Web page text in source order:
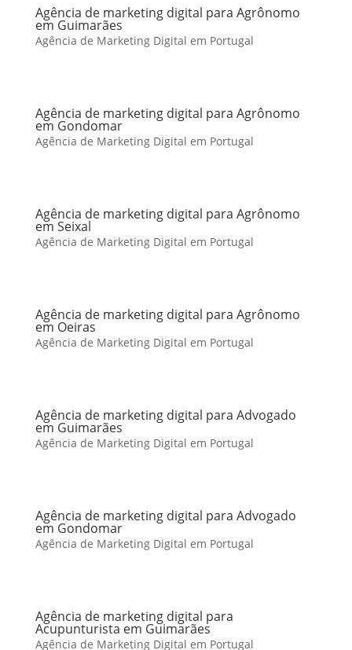
Agência de marketing digital para Agrônomo
em Guimarães
Agência de Marketing Digital em Portugal
Agência de marketing digital para Agrônomo
em Gondomar
Agência de Marketing Digital em Portugal
Agência de marketing digital para Agrônomo
em Seixal
Agência de Marketing Digital em Portugal
Agência de marketing digital para Agrônomo
em Oeiras
Agência de Marketing Digital em Portugal
Agência de marketing digital para Advogado
em Guimarães
Agência de Marketing Digital em Portugal
Agência de marketing digital para Advogado
em Gondomar
Agência de Marketing Digital em Portugal
Agência de marketing digital para
Acupunturista em Guimarães
Agência de Marketing Digital em Portugal